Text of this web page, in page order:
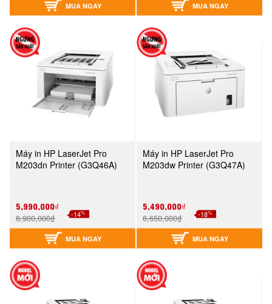
MUA NGAY MUA NGAY
Máy in HP LaserJet Pro
M203dn Printer (G3Q46A)
5,990,000₫
6,900,000₫ -14%
MUA NGAY
Máy in HP LaserJet Pro
M203dw Printer (G3Q47A)
5,490,000₫
6,650,000₫ -18%
MUA NGAY